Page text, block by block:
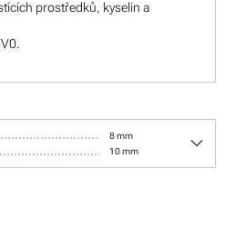
prostředků, kyselin a
8 mm
10 mm keyboard_arrow_down